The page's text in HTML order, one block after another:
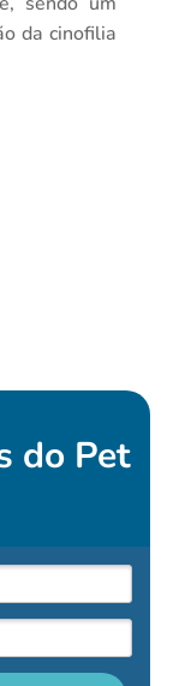
da cinofilia
do Pet